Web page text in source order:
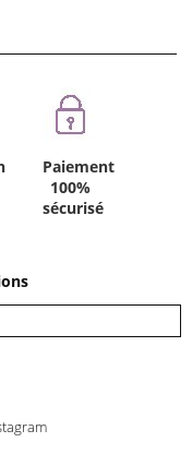
Paiement
100%
sécurisé